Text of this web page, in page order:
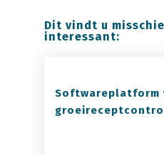
Dit vindt u
interessant:
Softwareplatform